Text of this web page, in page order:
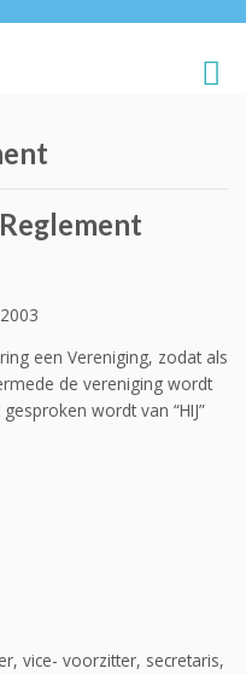
een Vereniging, zodat als
de vereniging wordt
wordt van “HIJ”
vice- voorzitter, secretaris,